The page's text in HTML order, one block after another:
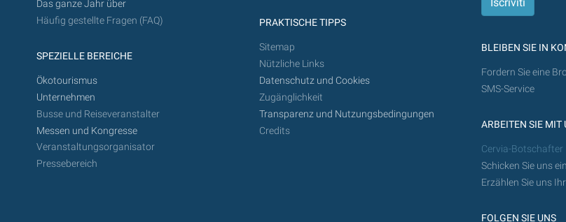
Das ganze Jahr über
Häufig gestellte Fragen (FAQ)
SPEZIELLE BEREICHE
Ökotourismus
Unternehmen
Busse und Reiseveranstalter
Messen und Kongresse
Veranstaltungsorganisator
Pressebereich
PRAKTISCHE TIPPS
Sitemap
Nützliche Links
Datenschutz und Cookies
Zugänglichkeit
Transparenz und Nutzungsbedingungen
Credits
BLEIBEN SIE IN
Fordern Sie eine
SMS-Service
ARBEITEN SIE MIT
Cervia-Botschafter
Schicken Sie uns
Erzählen Sie uns
FOLGEN SIE UNS